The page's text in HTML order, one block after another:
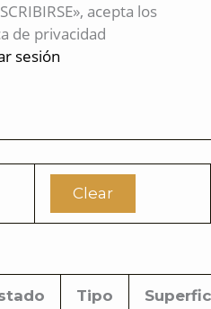
acepta los
de privacidad
sesión
Clear
Tipo